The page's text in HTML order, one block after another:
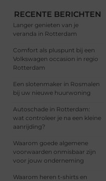
RECENTE BERICHTEN
Langer genieten van je
veranda in Rotterdam
Comfort als pluspunt bij een
Volkswagen occasion in regio
Rotterdam
Een slotenmaker in Rosmalen
bij uw nieuwe huurwoning
Autoschade in Rotterdam:
wat controleer je na een kleine
aanrijding?
Waarom goede algemene
voorwaarden onmisbaar zijn
voor jouw onderneming
Waarom heren t-shirts en